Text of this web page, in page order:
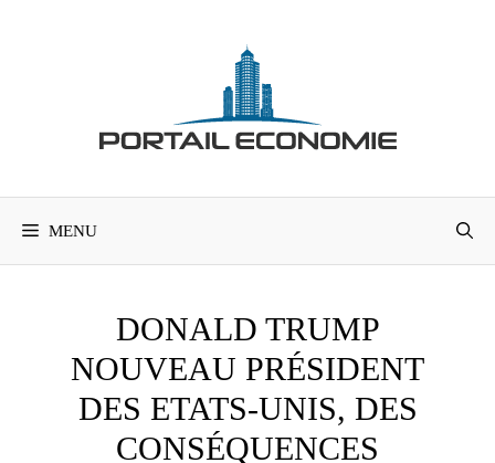
MENU
DONALD TRUMP
NOUVEAU PRÉSIDENT
DES ETATS-UNIS, DES
CONSÉQUENCES